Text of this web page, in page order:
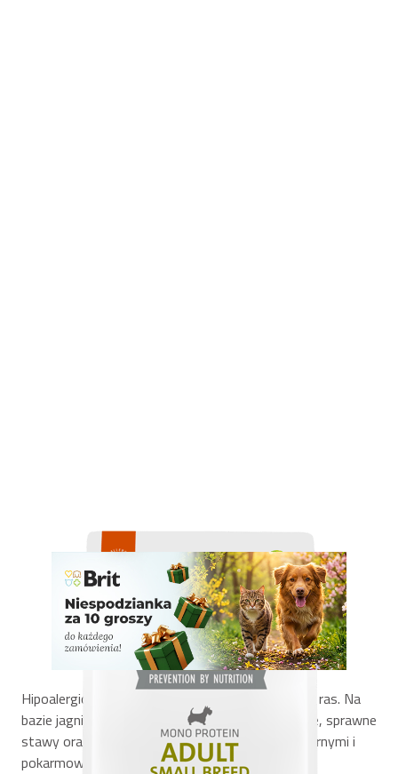
Hipoalergiczna karma dla dorosłych psów małych ras. Na
bazie jagnięciny z probiotykami. Wspiera trawienie, sprawne
stawy oraz odporność. Chroni przed alergiami skórnymi i
pokarmowymi.